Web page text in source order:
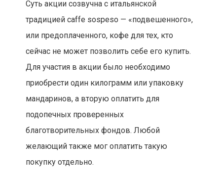
Суть акции созвучна с итальянской
традицией caffe sospeso — «подвешенного»,
или предоплаченного, кофе для тех, кто
сейчас не может позволить себе его купить.
Для участия в акции было необходимо
приобрести один килограмм или упаковку
мандаринов, а вторую оплатить для
подопечных проверенных
благотворительных фондов. Любой
желающий также мог оплатить такую
покупку отдельно.